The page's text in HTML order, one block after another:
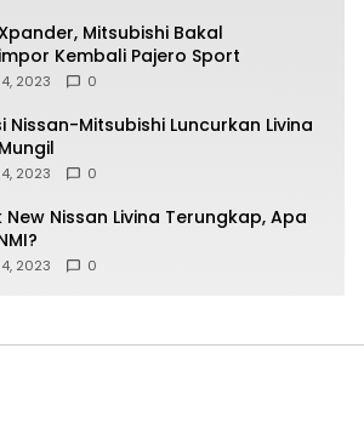
Mitsubishi Bakal
Kembali Pajero Sport
2023 0
Nissan-Mitsubishi Luncurkan Livina
2023 0
New Nissan Livina Terungkap, Apa
2023 0